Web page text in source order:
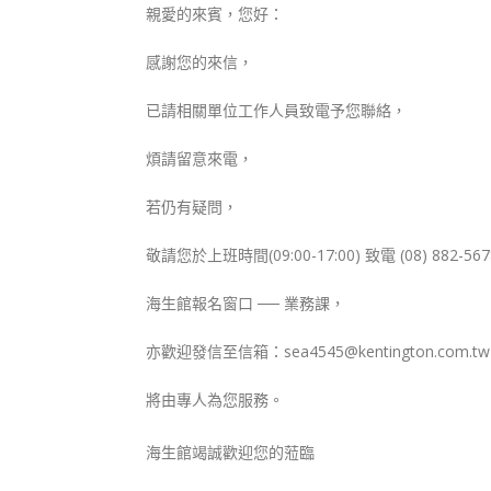
親愛的來賓，您好：
感謝您的來信，
已請相關單位工作人員致電予您聯絡，
煩請留意來電，
若仍有疑問，
敬請您於上班時間(09:00-17:00) 致電 (08) 882-
海生館報名窗口 ── 業務課，
亦歡迎發信至信箱：sea4545@kentington.com.tw
將由專人為您服務。
海生館竭誠歡迎您的蒞臨